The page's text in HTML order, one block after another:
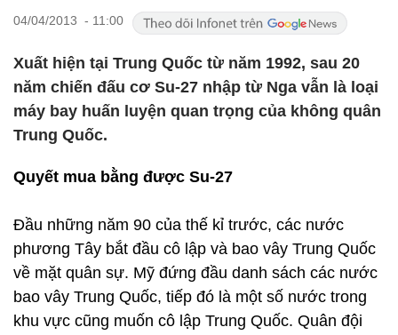
04/04/2013 - 11:00
Xuất hiện tại Trung Quốc từ năm 1992, sau 20
năm chiến đấu cơ Su-27 nhập từ Nga vẫn là loại
máy bay huấn luyện quan trọng của không quân
Trung Quốc.
Quyết mua bằng được Su-27
Đầu những năm 90 của thế kỉ trước, các nước
phương Tây bắt đầu cô lập và bao vây Trung Quốc
về mặt quân sự. Mỹ đứng đầu danh sách các nước
bao vây Trung Quốc, tiếp đó là một số nước trong
khu vực cũng muốn cô lập Trung Quốc. Quân đội